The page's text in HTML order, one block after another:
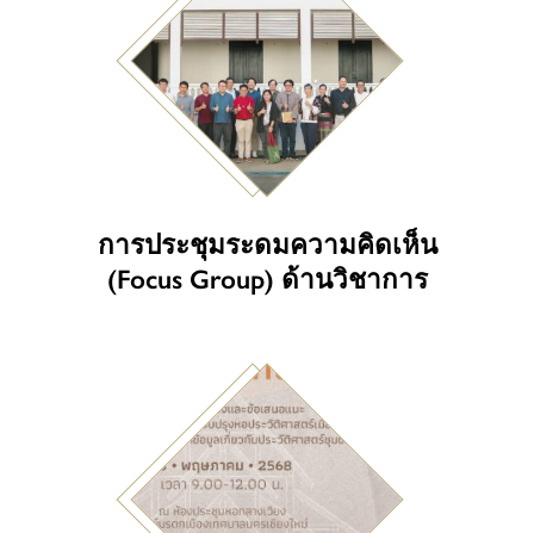
การประชุมระดมความคิดเห็น
(Focus Group) ด้านวิชาการ